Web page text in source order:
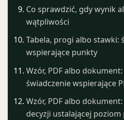
Co sprawdzić, gdy wynik
wątpliwości
Tabela, progi albo stawki:
wspierające punkty
Wzór, PDF albo
świadczenie wspierające
Wzór, PDF albo
decyzji ustalającej